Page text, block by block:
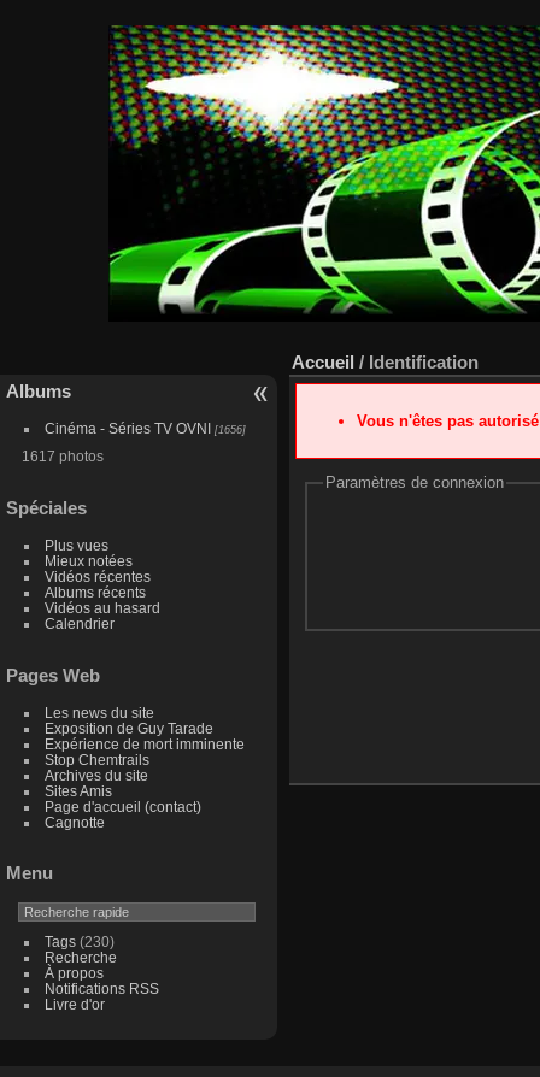
Albums
Cinéma - Séries TV OVNI [1656]
1617 photos
Spéciales
Plus vues
Mieux notées
Vidéos récentes
Albums récents
Vidéos au hasard
Calendrier
Pages Web
Les news du site
Exposition de Guy Tarade
Expérience de mort imminente
Stop Chemtrails
Archives du site
Sites Amis
Page d'accueil (contact)
Cagnotte
Menu
Tags(230)
Recherche
À propos
Notifications RSS
Livre d'or
Accueil / Identification
Vous n'êtes pas
Paramètres de connexion